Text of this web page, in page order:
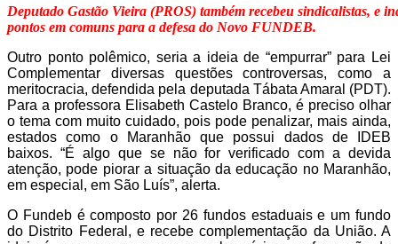
Deputado Gastão Vieira (PROS) também recebeu sindicalistas, e
pontos em comuns para a defesa do Novo FUNDEB.
Outro ponto polêmico, seria a ideia de “empurrar” para Lei
Complementar diversas questões controversas, como a
meritocracia, defendida pela deputada Tábata Amaral (PDT).
Para a professora Elisabeth Castelo Branco, é preciso olhar
o tema com muito cuidado, pois pode penalizar, mais ainda,
estados como o Maranhão que possui dados de IDEB
baixos. “É algo que se não for verificado com a devida
atenção, pode piorar a situação da educação no Maranhão,
em especial, em São Luís”, alerta.
O Fundeb é composto por 26 fundos estaduais e um fundo
do Distrito Federal, e recebe complementação da União. A